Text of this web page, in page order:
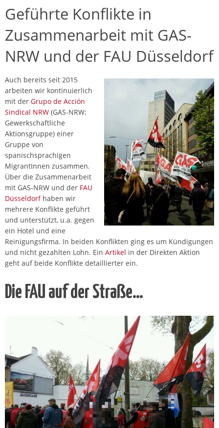
Geführte Konflikte in
Zusammenarbeit mit GAS-
NRW und der FAU Düsseldorf
Auch bereits seit 2015
arbeiten wir kontinuierlich
mit der Grupo de Acción
Sindical NRW (GAS-NRW;
Gewerkschaftliche
Aktionsgruppe) einer
Gruppe von
spanischsprachigen
MigrantInnen zusammen.
Über die Zusammenarbeit
mit GAS-NRW und der FAU
Düsseldorfhaben wir
mehrere Konflikte geführt
und unterstützt, u.a. gegen
ein Hotel und eine
Reinigungsfirma. In beiden Konflikten ging es um Kündigungen
und nicht gezahlten Lohn. Ein Artikel in der Direkten Aktion
geht auf beide Konflikte detaillierter ein.
Die FAU auf der Straße…